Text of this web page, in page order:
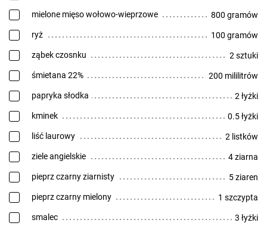
mielone mięso wołowo-wieprzowe 800 gramów
ryż 100 gramów
ząbek czosnku 2 sztuki
śmietana 22% 200 mililitrów
papryka słodka 2 łyżki
kminek 0.5 łyżki
liść laurowy 2 listków
ziele angielskie 4 ziarna
pieprz czarny ziarnisty 5 ziaren
pieprz czarny mielony 1 szczypta
smalec 3 łyżki